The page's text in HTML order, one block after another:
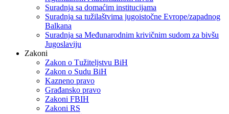
Suradnja sa domaćim institucijama
Suradnja sa tužilaštvima jugoistočne Evrope/zapadnog
Balkana
Suradnja sa Međunarodnim krivičnim sudom za bivšu
Jugoslaviju
Zakoni
Zakon o Тužiteljstvu BiH
Zakon o Sudu BiH
Kazneno pravo
Građansko pravo
Zakoni FBIH
Zakoni RS